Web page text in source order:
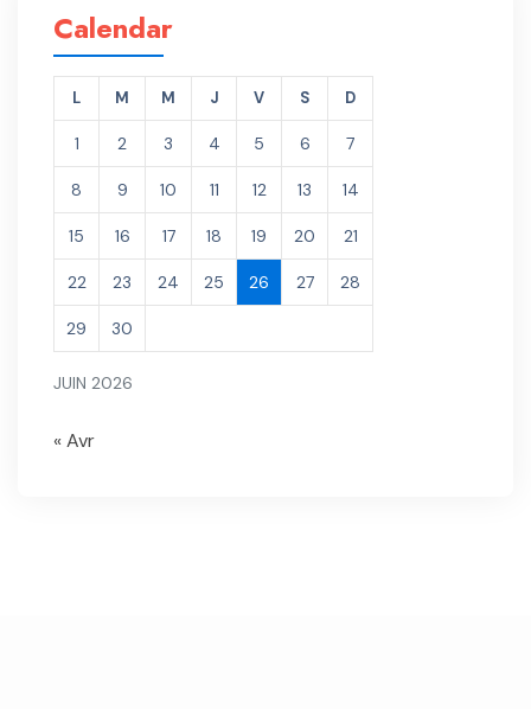
Calendar
JUIN 2026
L M M J V S D
1 2 3 4 5 6 7
8 9 10 11 12 13 14
15 16 17 18 19 20 21
22 23 24 25 26 27 28
29 30
« Avr